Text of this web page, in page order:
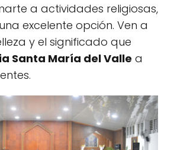
a actividades religiosas,
excelente opción. Ven a
y el significado que
Santa María del Valle a